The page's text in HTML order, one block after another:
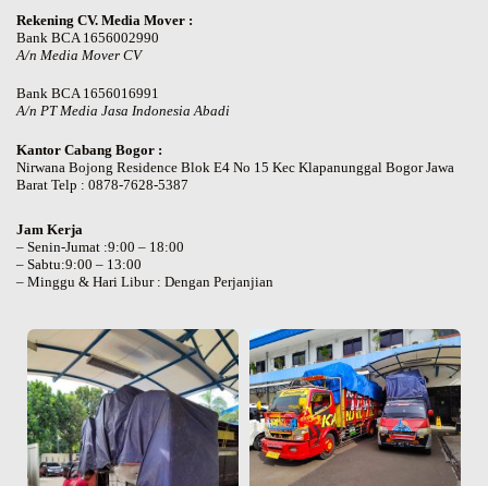
Rekening CV. Media Mover :
Bank BCA 1656002990
A/n Media Mover CV
Bank BCA 1656016991
A/n PT Media Jasa Indonesia Abadi
Kantor Cabang Bogor :
Nirwana Bojong Residence Blok E4 No 15 Kec Klapanunggal Bogor Jawa
Barat Telp : 0878-7628-5387
Jam Kerja
– Senin-Jumat :9:00 – 18:00
– Sabtu:9:00 – 13:00
– Minggu & Hari Libur : Dengan Perjanjian